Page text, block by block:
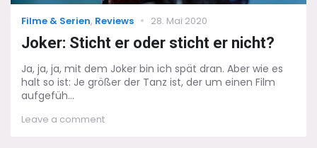
Categories
Filme & Serien, Reviews
Posted
28. Mai 2020
Joker: Sticht er oder sticht er nicht?
Ja, ja, ja, mit dem Joker bin ich spät dran. Aber wie es
halt so ist: Je größer der Tanz ist, der um einen Film
aufgefüh...
Leave a commenton